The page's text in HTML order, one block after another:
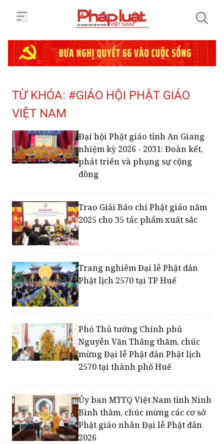
TỪ KHÓA: #GIÁO HỘI PHẬT GIÁO
VIỆT NAM
Đại hội Phật giáo tỉnh An Giang
nhiệm kỳ 2026 - 2031: Đoàn kết,
phát triển và phụng sự cộng
đồng
Trao Giải Báo chí Phật giáo năm
2025 cho 35 tác phẩm xuất sắc
Trang nghiêm Đại lễ Phật đản
Phật lịch 2570 tại TP Huế
Phó Thủ tướng Chính phủ
Nguyễn Văn Thắng thăm, chúc
mừng Đại lễ Phật đản Phật lịch
2570 tại thành phố Huế
Ủy ban MTTQ Việt Nam tỉnh Ninh
Bình thăm, chúc mừng các cơ sở
Phật giáo nhân Đại lễ Phật đản
2026